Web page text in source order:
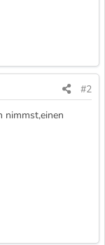
#2
nimmst,einen